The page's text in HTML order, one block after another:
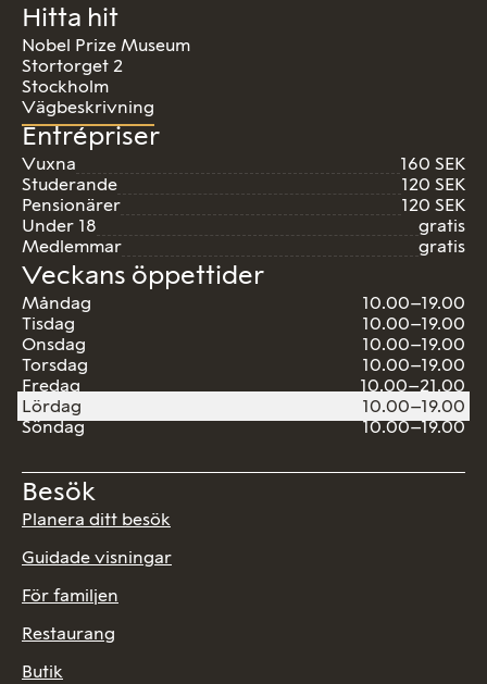
Hitta hit
Nobel Prize Museum
Stortorget 2
Stockholm
Vägbeskrivning
Entrépriser
Vuxna
160 SEK
Studerande
120 SEK
Pensionärer
120 SEK
Under 18
gratis
Medlemmar
gratis
Veckans öppettider
Måndag
10.00–19.00
Tisdag
10.00–19.00
Onsdag
10.00–19.00
Torsdag
10.00–19.00
Fredag
10.00–21.00
Lördag
10.00–19.00
Söndag
10.00–19.00
Besök
Planera ditt besök
Guidade visningar
För familjen
Restaurang
Butik